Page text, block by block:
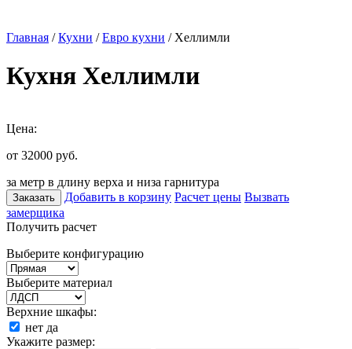
Главная /Кухни /Евро кухни / Хеллимли
Кухня Хеллимли
Цена:
от 32000 руб.
за метр в длину верха и низа гарнитура
Заказать Добавить в корзину Расчет цены Вызвать
замерщика
Получить расчет
Выберите конфигурацию
Выберите материал
Верхние шкафы:
нет да
Укажите размер: